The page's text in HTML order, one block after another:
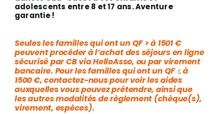
adolescents entre 8 et 17 ans. Aventure
garantie !
Seules les familles qui ont un QF > à 1501 €
peuvent procéder à l’achat des séjours en ligne
sécurisé par CB via HelloAsso, ou par virement
bancaire. Pour les familles qui ont un QF ≤ à
1500 €, contactez-nous pour voir les aides
auxquelles vous pouvez prétendre, ainsi que
les autres modalités de règlement (chèque(s),
virement, espèces).